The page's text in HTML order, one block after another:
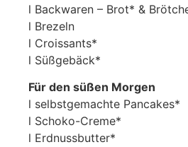
l Backwaren – Brot* &
l Brezeln
l Croissants*
l Süßgebäck*
Für den süßen Morgen
l selbstgemachte Pancakes*
l Schoko-Creme*
l Erdnussbutter*